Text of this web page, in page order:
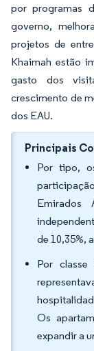
por programas
governo,
projetos de
Khaimah estão
gasto dos
crescimento de
dos EAU.
Principais
Por tipo,
Emirados
de 10,35%,
Por
Os
expandir a